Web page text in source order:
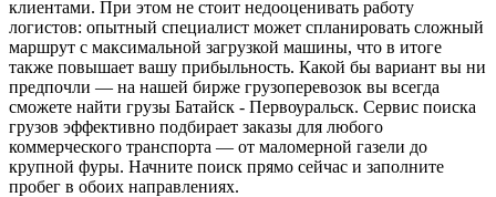
клиентами. При этом не стоит недооценивать работу
логистов: опытный специалист может спланировать сложный
маршрут с максимальной загрузкой машины, что в итоге
также повышает вашу прибыльность. Какой бы вариант вы ни
предпочли — на нашей бирже грузоперевозок вы всегда
сможете найти грузы Батайск - Первоуральск. Сервис поиска
грузов эффективно подбирает заказы для любого
коммерческого транспорта — от маломерной газели до
крупной фуры. Начните поиск прямо сейчас и заполните
пробег в обоих направлениях.